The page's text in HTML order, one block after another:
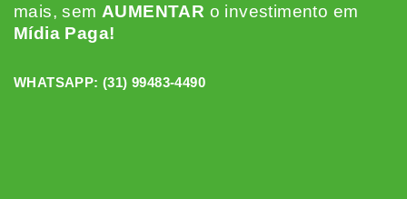
mais, sem AUMENTAR o investimento em
Mídia Paga!
WHATSAPP: (31) 99483-4490